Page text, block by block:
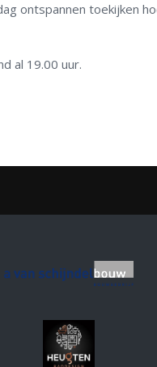
ontspannen toekijken
al 19.00 uur.